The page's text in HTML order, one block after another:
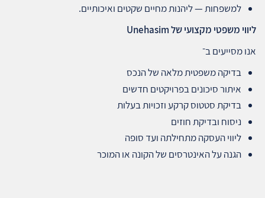
למשפחות — ליהנות מחיים שקטים ואיכותיים.
ליווי משפטי מקצועי של
אנו מסייעים ב־
בדיקה משפטית מלאה של הנכס
איתור סיכונים בפרויקטים חדשים
בדיקת סטטוס קרקע וזכויות בעלות
ניסוח ובדיקת חוזים
ליווי העסקה מתחילתה ועד סופה
הגנה על האינטרסים של הקונה או המוכר